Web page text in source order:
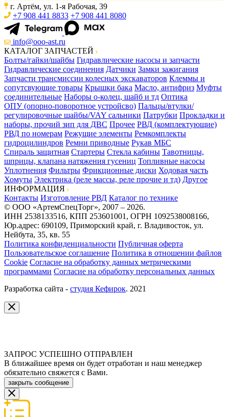
г. Артём, ул. 1-я Рабочая, 39
+7 908 441 8833 +7 908 441 8080
info@ooo-ast.ru
КАТАЛОГ ЗАПЧАСТЕЙ
Болты/гайки/шайбы Гидравлические насосы и запчасти
Гидравлические соединения Датчики Замки зажигания
Запчасти трансмиссии колесных экскаваторов Клеммы и
сопутсвующие товары Крышки бака Масло, антифриз Муфты
соединительные Наборы о-колец, шайб и тд Оптика
ОПУ (опорно-поворотное устройсво) Пальцы/втулки/
регулировочные шайбы/VAY сальники Патрубки Прокладки и
наборы, прочий зип для ДВС Прочее РВД (комплектующие)
РВД по номерам Режущие элементы Ремкомплекты
гидроцилиндров Ремни приводные Рукав МБС
Спираль защитная Стартеры Стекла кабины Тавотницы,
шприцы, клапана натяжения гусениц Топливные насосы
Уплотнения Фильтры Фрикционные диски Ходовая часть
Хомуты Электрика (реле массы, реле прочие и тд) Другое
ИНФОРМАЦИЯ
Контакты Изготовление РВД Каталог по технике
© ООО «АртемСпецТорг», 2007 – 2026.
ИНН 2538133516, КПП 253601001, ОГРН 1092538008166,
Юр.адрес: 690109, Приморский край, г. Владивосток, ул.
Нейбута, 35, кв. 55
Политика конфиденциальности Публичная оферта
Пользовательское соглашение Политика в отношении файлов
Cookie Согласие на обработку данных метрическими
программами Согласие на обработку персональных данных
Разработка сайта - студия Кефирок. 2021
ЗАПРОС УСПЕШНО ОТПРАВЛЕН
В ближайшее время он будет отработан и наш менеджер
обязательно свяжется с Вами.
закрыть сообщение